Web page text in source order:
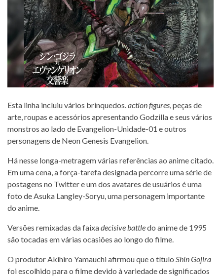
Esta linha incluiu vários brinquedos. action figures , peças de
arte, roupas e acessórios apresentando Godzilla e seus vários
monstros ao lado de Evangelion-Unidade-01 e outros
personagens de Neon Genesis Evangelion.
Há nesse longa-metragem várias referências ao anime citado.
Em uma cena, a força-tarefa designada percorre uma série de
postagens no Twitter e um dos avatares de usuários é uma
foto de Asuka Langley-Soryu, uma personagem importante
do anime.
Versões remixadas da faixadecisive battledo anime de 1995
são tocadas em várias ocasiões ao longo do filme.
O produtor Akihiro Yamauchi afirmou que o título Shin Gojira
foi escolhido para o filme devido à variedade de significados